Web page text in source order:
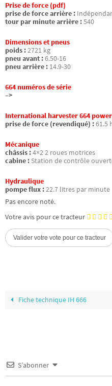
Prise de force (pdf)
prise de force arrière :
tour par minute arrière :540
Dimensions et pneus
poids :2721 kg
pneu avant :6.50-16
pneu arrière : 14.9-30
664 numéros de série
–>
International harvester 664 power
prise de force (revendiqué) :61.5
Mécanique
châssis :4×2 2 roues motrices
cabine : Station de contrôle
Hydraulique
pompe flux :22.7 litres par minute
Pas encore noté.
Votre avis pour ce tracteur
Fiche technique IH 666
S’abonner